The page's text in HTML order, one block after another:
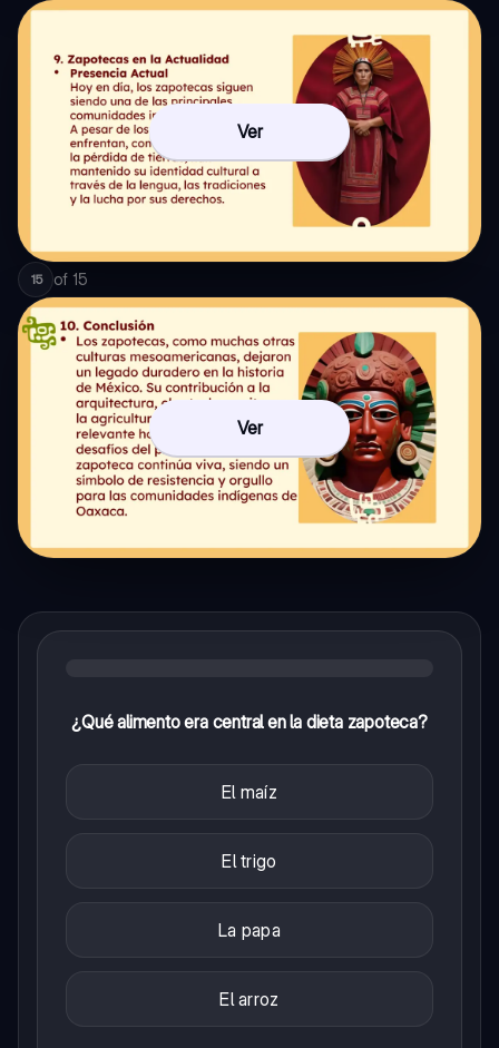
Ver
15 of 15
Ver
¿Qué alimento era central en la dieta zapoteca?
El maíz
El trigo
La papa
El arroz